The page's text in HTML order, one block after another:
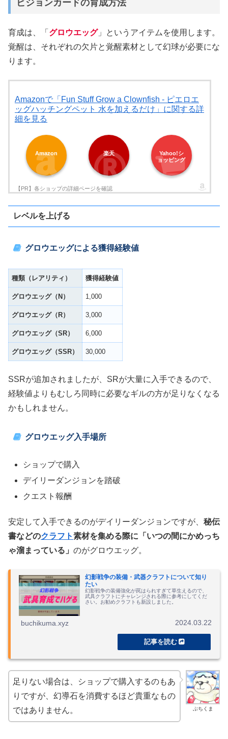
ビジョンカードの育成方法
育成は、「 グロウエッグ」というアイテムを使用します。
覚醒は、それぞれの欠片と覚醒素材として幻球が必要にな
ります。
Amazonで「Fun Stuff Grow a Clownfish - ピエロエ
ッグハッチングペット 水を加えるだけ」に関する詳
細を見る
Amazon 楽天
Yahoo!シ
ョッピング
レベルを上げる
グロウエッグによる獲得経験値
種類（レアリティ） 獲得経験値
グロウエッグ（N） 1,000
グロウエッグ（R） 3,000
グロウエッグ（SR） 6,000
グロウエッグ（SSR） 30,000
SSRが追加されましたが、SRが大量に入手できるので、
経験値よりもむしろ同時に必要なギルの方が足りなくなる
かもしれません。
グロウエッグ入手場所
ショップで購入
デイリーダンジョンを踏破
クエスト報酬
安定して入手できるのがデイリーダンジョンですが、 秘伝
書などのクラフト素材を集める際に「いつの間にかめっち
ゃ溜まっている」 のがグロウエッグ。
幻影戦争の装備・武器クラフトについて知り
たい
幻影戦争の装備強化が罠はられすぎて草生えるので、
武具クラフトにチャレンジされる際に参考にしてくだ
さい。お勧めクラフトも新設しました。
buchikuma.xyz 2024.03.22
ぶちくま
足りない場合は、ショップで購入するのもあ
りですが、幻導石を消費するほど貴重なもの
ではありません。